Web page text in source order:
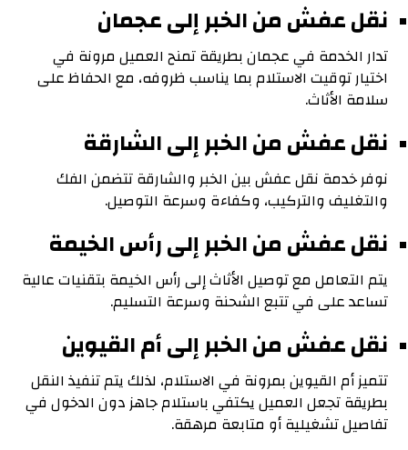
نقل عفش من الخبر إلى عجمان
تدار الخدمة في عجمان بطريقة تمنح العميل مرونة في
اختيار توقيت الاستلام بما يناسب ظروفه، مع الحفاظ على
سلامة الأثاث.
نقل عفش من الخبر إلى الشارقة
نوفر خدمة نقل عفش بين الخبر والشارقة تتضمن الفك
والتغليف والتركيب، وكفاءة وسرعة التوصيل.
نقل عفش من الخبر إلى رأس الخيمة
يتم التعامل مع توصيل الأثاث إلى رأس الخيمة بتقنيات عالية
تساعد على في تتبع الشحنة وسرعة التسليم.
نقل عفش من الخبر إلى أم القيوين
تتميز أم القيوين بمرونة في الاستلام، لذلك يتم تنفيذ النقل
بطريقة تجعل العميل يكتفي باستلام جاهز دون الدخول في
تفاصيل تشغيلية أو متابعة مرهقة.